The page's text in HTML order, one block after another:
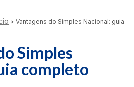
> Vantagens do Simples Nacional: guia
Simples
completo